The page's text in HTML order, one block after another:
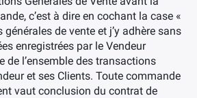
c’est à dire en cochant la case «
de vente et j’y adhère sans
enregistrées par le Vendeur
de l’ensemble des transactions
et ses Clients. Toute commande
vaut conclusion du contrat de